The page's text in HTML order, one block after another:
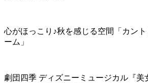
心がほっこり♪秋を感じる空間「カン
ーム」
劇団四季 ディズニーミュージカル『美